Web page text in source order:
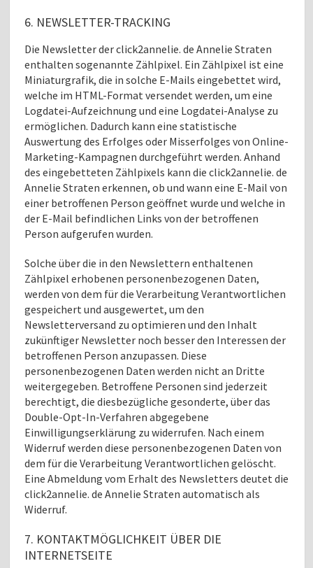
6. NEWSLETTER-TRACKING
Die Newsletter der click2annelie. de Annelie Straten
enthalten sogenannte Zählpixel. Ein Zählpixel ist eine
Miniaturgrafik, die in solche E-Mails eingebettet wird,
welche im HTML-Format versendet werden, um eine
Logdatei-Aufzeichnung und eine Logdatei-Analyse zu
ermöglichen. Dadurch kann eine statistische
Auswertung des Erfolges oder Misserfolges von Online-
Marketing-Kampagnen durchgeführt werden. Anhand
des eingebetteten Zählpixels kann die click2annelie. de
Annelie Straten erkennen, ob und wann eine E-Mail von
einer betroffenen Person geöffnet wurde und welche in
der E-Mail befindlichen Links von der betroffenen
Person aufgerufen wurden.
Solche über die in den Newslettern enthaltenen
Zählpixel erhobenen personenbezogenen Daten,
werden von dem für die Verarbeitung Verantwortlichen
gespeichert und ausgewertet, um den
Newsletterversand zu optimieren und den Inhalt
zukünftiger Newsletter noch besser den Interessen der
betroffenen Person anzupassen. Diese
personenbezogenen Daten werden nicht an Dritte
weitergegeben. Betroffene Personen sind jederzeit
berechtigt, die diesbezügliche gesonderte, über das
Double-Opt-In-Verfahren abgegebene
Einwilligungserklärung zu widerrufen. Nach einem
Widerruf werden diese personenbezogenen Daten von
dem für die Verarbeitung Verantwortlichen gelöscht.
Eine Abmeldung vom Erhalt des Newsletters deutet die
click2annelie. de Annelie Straten automatisch als
Widerruf.
7. KONTAKTMÖGLICHKEIT ÜBER DIE
INTERNETSEITE